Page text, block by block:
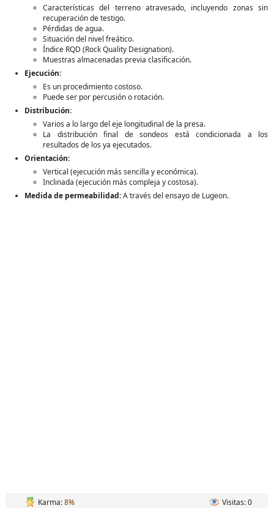
Características del terreno atravesado, incluyendo zonas sin
recuperación de testigo.
Pérdidas de agua.
Situación del nivel freático.
Índice RQD (Rock Quality Designation).
Muestras almacenadas previa clasificación.
Ejecución:
Es un procedimiento costoso.
Puede ser por percusión o rotación.
Distribución:
Varios a lo largo del eje longitudinal de la presa.
La distribución final de sondeos está condicionada a los
resultados de los ya ejecutados.
Orientación:
Vertical (ejecución más sencilla y económica).
Inclinada (ejecución más compleja y costosa).
Medida de permeabilidad:A través del ensayo de Lugeon.
Karma:8% Visitas: 0